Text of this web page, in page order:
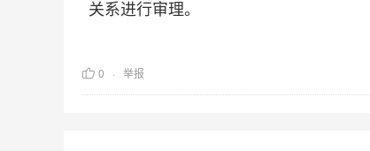
关系进行审理。
0 举报